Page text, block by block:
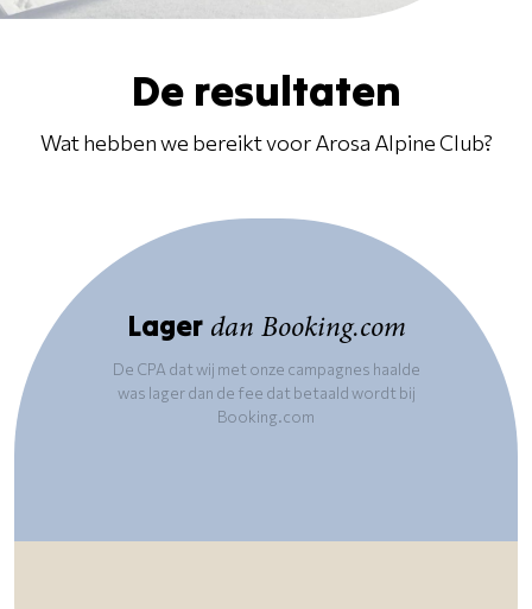
De resultaten
Wat hebben we bereikt voor Arosa Alpine Club?
Lagerdan Booking.com
De CPA dat wij met onze campagnes haalde
was lager dan de fee dat betaald wordt bij
Booking.com